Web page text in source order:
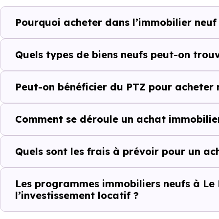
Le parc résidentiel de Le
résidences secondaires.
Avec 94.4 % de
complémentaires : un
d'investissement ou d'achat
Acheter dans le
au-delà du prix
À première vue, leprix au m²
ancien. Pourtant, ce chiffre
il faut regarder l’ensemble de
Pourquoi acheter dans l’immobilier
Quels types de biens neufs peut-on
Peut-on bénéficier du PTZ pour acheter
Comment se déroule un achat
Quels sont les frais à prévoir pour un
Les programmes immobiliers neufs à
l’investissement locatif ?